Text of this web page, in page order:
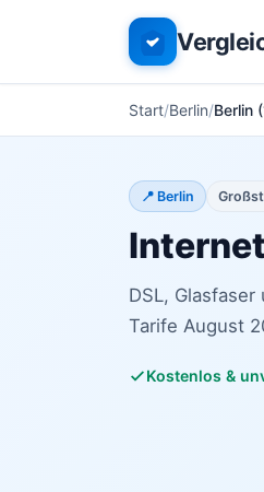
Start Berlin Berlin
📍 Berlin
DSL,
Tarife August
Kostenlos &